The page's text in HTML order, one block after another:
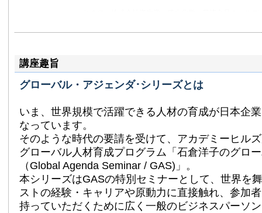
船三井社外取締役などを歴任、デジタル庁初代デジタル監
択する未来」Working Group委員など。
日本および外国企業の経営幹部研修・戦略ワークショップ
リスト。
2010年より「グローバル・アジェンダ・ゼミナール」、
経験を東京で」(現在はSINCA)など、世界の課題を英語で
験を継続中。
講座趣旨
グローバル・アジェンダ･シリーズとは
いま、世界規模で活躍できる人材の育成が日本企
なっています。
そのような時代の要請を受けて、アカデミーヒル
グローバル人材育成プログラム「石倉洋子のグロ
（Global Agenda Seminar / GAS)」。
本シリーズはGASの特別セミナーとして、世界を
ストの経験・キャリアや原動力に直接触れ、参加
持っていただくために広く一般のビジネスパーソ